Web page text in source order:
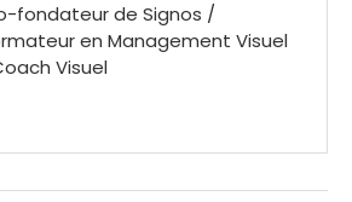
fondateur de Signos /
en Management Visuel
Visuel